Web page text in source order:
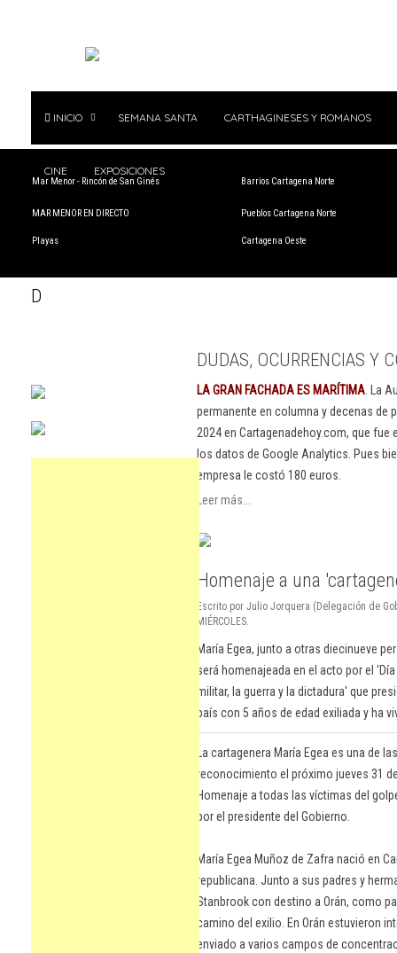
INICIO SEMANA SANTA CARTHAGINESES Y ROMANOS
CINE EXPOSICIONES
Mar Menor - Rincón de San Ginés
MAR MENOR EN DIRECTO
Playas
Barrios Cartagena Norte
Pueblos Cartagena Norte
Cartagena Oeste
D
DUDAS, OCURRENCIAS Y
LA GRAN FACHADA ES MARÍTIMA . La
permanente en columna y decenas
2024 en Cartagenadehoy.com, que
los datos de Google Analytics. Pues
empresa le costó 180 euros.
Leer más...
Homenaje a una
Escrito por Julio Jorquera (Delegación de
MIÉRCOLES.
María Egea, junto a otras diecinueve
será homenajeada en el acto por el
militar, la guerra y la dictadura' que
país con 5 años de edad exiliada y ha
La cartagenera María Egea es una de
reconocimiento el próximo jueves 31
Homenaje a todas las víctimas del
por el presidente del Gobierno.
María Egea Muñoz de Zafra nació en
republicana. Junto a sus padres y
Stanbrook con destino a Orán, como
camino del exilio. En Orán estuvieron
enviado a varios campos de